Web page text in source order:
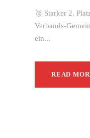
🥈 Starker 2.
Verbands-
ein...
READ